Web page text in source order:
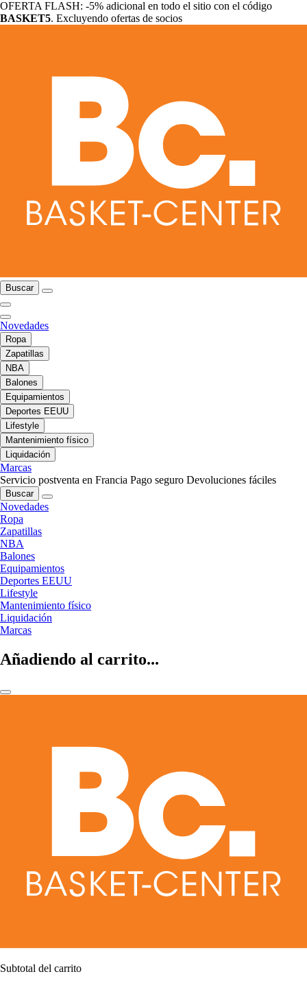
OFERTA FLASH: -5% adicional en todo el sitio con el código
BASKET5. Excluyendo ofertas de socios
Buscar
Novedades
Ropa
Zapatillas
NBA
Balones
Equipamientos
Deportes EEUU
Lifestyle
Mantenimiento físico
Liquidación
Marcas
Servicio postventa en Francia Pago seguro Devoluciones fáciles
Buscar
Novedades
Ropa
Zapatillas
NBA
Balones
Equipamientos
Deportes EEUU
Lifestyle
Mantenimiento físico
Liquidación
Marcas
Añadiendo al carrito...
Subtotal del carrito